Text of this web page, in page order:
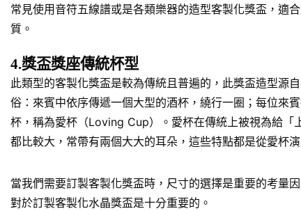
常見使用音符五線譜或是各類樂器的造型客製化獎盃，適
質。
4.獎盃獎座傳統杯型
此類型的客製化獎盃是較為傳統且普遍的，此獎盃造型源
俗：來賓中依序傳遞一個大型的酒杯，繞行一圈；每位來
杯，稱為愛杯（Loving Cup）。愛杯在傳統上被視為給「
都比較大，常帶有兩個大大的耳朵，這些特點都是從愛杯
當我們需要訂製客製化獎盃時，尺寸的選擇是重要的考量
對於訂製客製化水晶獎盃是十分重要的。